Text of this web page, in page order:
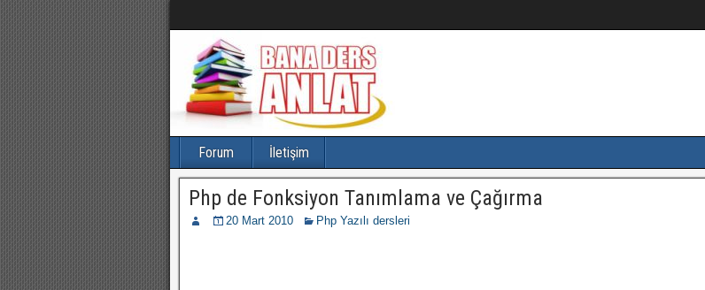
Forum İletişim
Php de Fonksiyon Tanımlama ve Çağırma
20 Mart 2010 Php Yazılı dersleri